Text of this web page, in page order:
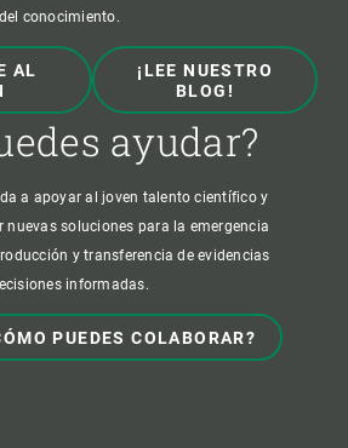
conocimiento.
AL
¡LEE NUESTRO
BLOG!
ayudar?
a apoyar al joven talento científico y
nuevas soluciones para la emergencia
y transferencia de evidencias
informadas.
PUEDES COLABORAR?